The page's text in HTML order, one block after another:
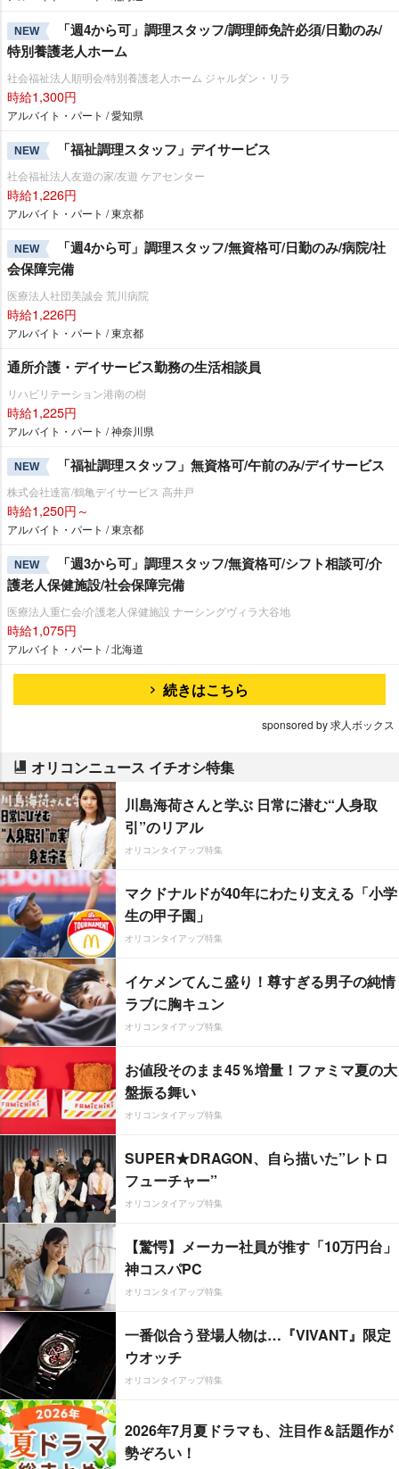
NEW
「週4から可」調理スタッフ/調理師免許必須/日勤のみ/
特別養護老人ホーム
社会福祉法人順明会/特別養護老人ホーム ジャルダン・リラ
時給1,300円
アルバイト・パート / 愛知県
NEW 「福祉調理スタッフ」デイサービス
社会福祉法人友遊の家/友遊 ケアセンター
時給1,226円
アルバイト・パート / 東京都
NEW
「週4から可」調理スタッフ/無資格可/日勤のみ/病院/社
会保障完備
医療法人社団美誠会 荒川病院
時給1,226円
アルバイト・パート / 東京都
通所介護・デイサービス勤務の生活相談員
リハビリテーション港南の樹
時給1,225円
アルバイト・パート / 神奈川県
NEW 「福祉調理スタッフ」無資格可/午前のみ/デイサービス
株式会社達富/鶴亀デイサービス 高井戸
時給1,250円～
アルバイト・パート / 東京都
NEW
「週3から可」調理スタッフ/無資格可/シフト相談可/介
護老人保健施設/社会保障完備
医療法人重仁会/介護老人保健施設 ナーシングヴィラ大谷地
時給1,075円
アルバイト・パート / 北海道
続きはこちら
sponsored by 求人ボックス
オリコンニュース イチオシ特集
川島海荷さんと学ぶ 日常に潜む“人身取
引”のリアル
オリコンタイアップ特集
マクドナルドが40年にわたり支える「小学
生の甲子園」
オリコンタイアップ特集
イケメンてんこ盛り！尊すぎる男子の純情
ラブに胸キュン
オリコンタイアップ特集
お値段そのまま45％増量！ファミマ夏の大
盤振る舞い
オリコンタイアップ特集
SUPER★DRAGON、自ら描いた”レトロ
フューチャー”
オリコンタイアップ特集
【驚愕】メーカー社員が推す「10万円台」
神コスパPC
オリコンタイアップ特集
一番似合う登場人物は…『VIVANT』限定
ウオッチ
オリコンタイアップ特集
2026年7月夏ドラマも、注目作＆話題作が
勢ぞろい！